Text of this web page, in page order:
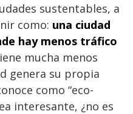
sustentables, a
como: una ciudad
hay menos tráfico
mucha menos
genera su propia
como “eco-
interesante, ¿no es